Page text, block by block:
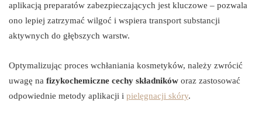
aplikacją preparatów zabezpieczających jest kluczowe – pozwala
ono lepiej zatrzymać wilgoć i wspiera transport substancji
aktywnych do głębszych warstw.
Optymalizując proces wchłaniania kosmetyków, należy zwrócić
uwagę na fizykochemiczne cechy składników oraz zastosować
odpowiednie metody aplikacji i pielęgnacji skóry.